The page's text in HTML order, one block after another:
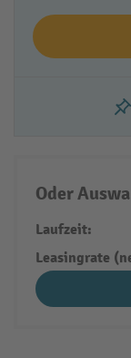
Oder
Laufzeit:
Leasingrate